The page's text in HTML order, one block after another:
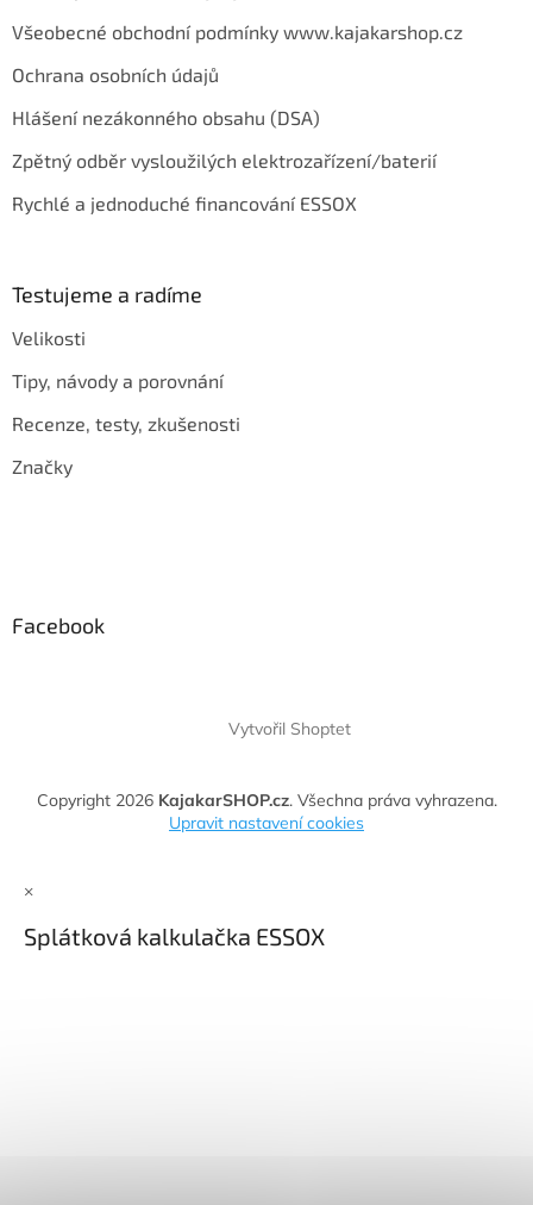
Všeobecné obchodní podmínky www.kajakarshop.cz
Ochrana osobních údajů
Hlášení nezákonného obsahu (DSA)
Zpětný odběr vysloužilých elektrozařízení/baterií
Rychlé a jednoduché financování ESSOX
Testujeme a radíme
Velikosti
Tipy, návody a porovnání
Recenze, testy, zkušenosti
Značky
Facebook
Vytvořil Shoptet
Copyright 2026 KajakarSHOP.cz. Všechna práva vyhrazena.
Upravit nastavení cookies
×
Splátková kalkulačka ESSOX